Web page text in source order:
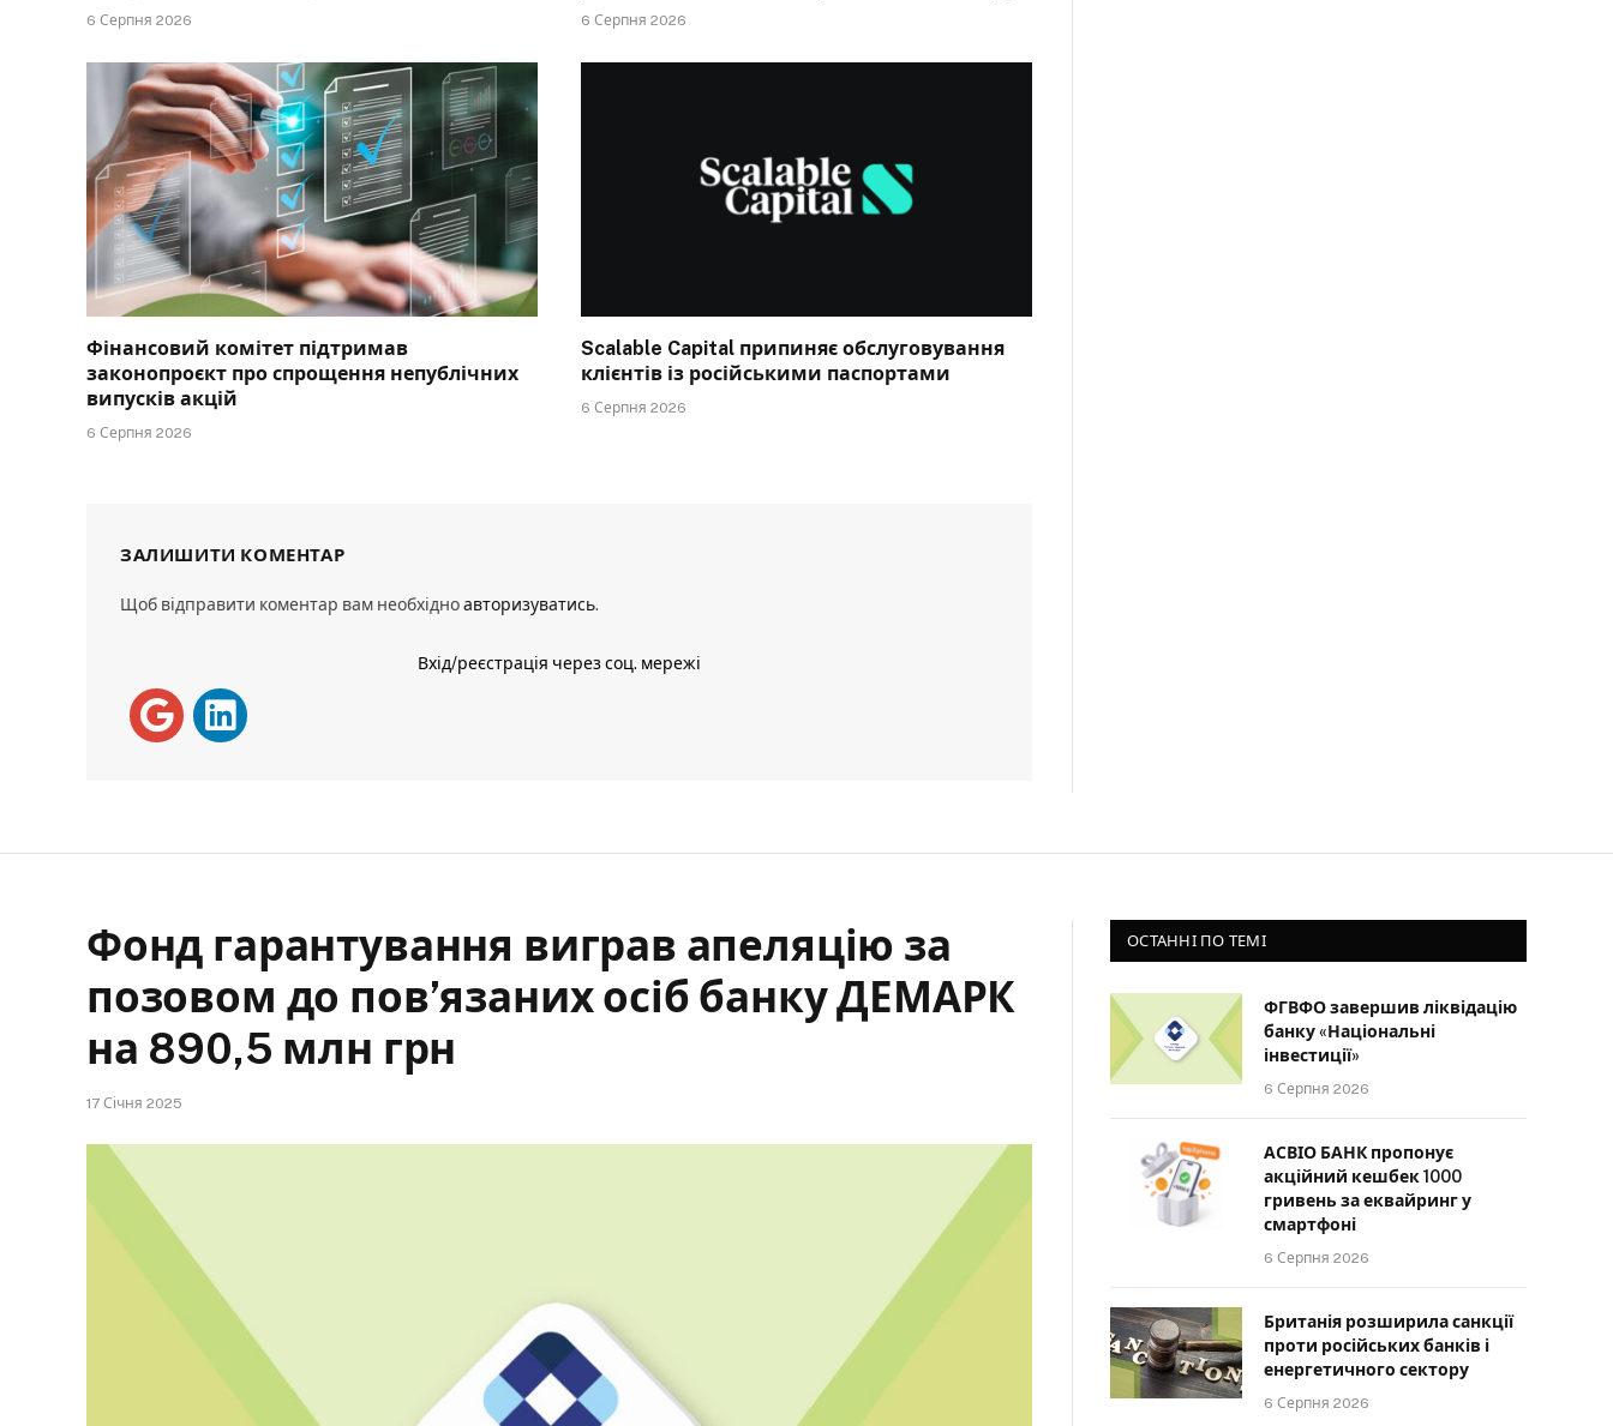
6 Серпня 2026 6 Серпня 2026
Фінансовий комітет підтримав
законопроєкт про спрощення непублічних
випусків акцій
6 Серпня 2026
Scalable Capital припиняє обслуговування
клієнтів із російськими паспортами
6 Серпня 2026
ЗАЛИШИТИ КОМЕНТАР
Щоб відправити коментар вам необхідноавторизуватись.
Вхід/реєстрація через соц. мережі
Фонд гарантування виграв апеляцію за
позовом до пов’язаних осіб банку ДЕМАРК
на 890,5 млн грн
17 Січня 2025
ОСТАННІ ПО ТЕМІ
ФГВФО завершив ліквідацію
банку «Національні
інвестиції»
6 Серпня 2026
АСВІО БАНК пропонує
акційний кешбек 1000
гривень за еквайринг у
смартфоні
6 Серпня 2026
Британія розширила санкції
проти російських банків і
енергетичного сектору
6 Серпня 2026